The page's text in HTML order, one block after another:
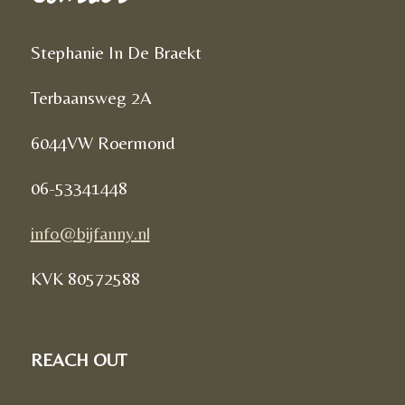
Stephanie In De Braekt
Terbaansweg 2A
6044VW Roermond
06-53341448
info@bijfanny.nl
KVK 80572588
REACH OUT